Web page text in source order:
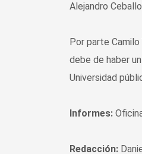
Alejandro
Por parte
debe de haber
Universidad
Informes:
Redacción: